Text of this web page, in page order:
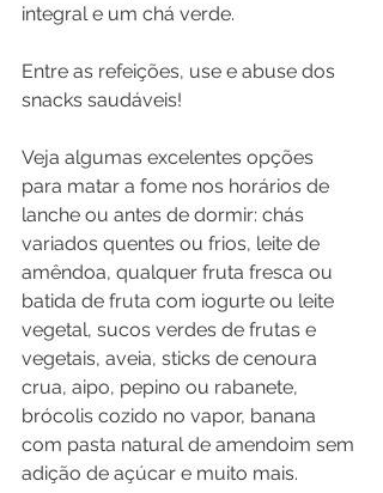
integral e um chá verde.
Entre as refeições, use e abuse dos
snacks saudáveis!
Veja algumas excelentes opções
para matar a fome nos horários de
lanche ou antes de dormir: chás
variados quentes ou frios, leite de
amêndoa, qualquer fruta fresca ou
batida de fruta com iogurte ou leite
vegetal, sucos verdes de frutas e
vegetais, aveia, sticks de cenoura
crua, aipo, pepino ou rabanete,
brócolis cozido no vapor, banana
com pasta natural de amendoim sem
adição de açúcar e muito mais.